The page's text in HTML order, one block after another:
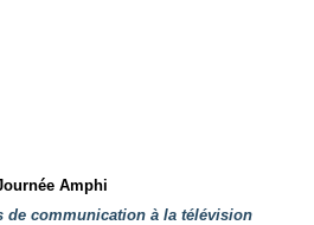
Amphi
de communicationà la télévision